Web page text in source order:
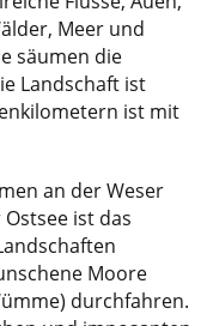
Meer und
säumen die
Landschaft ist
ist mit
an der Weser
ist das
Moore
durchfahren.